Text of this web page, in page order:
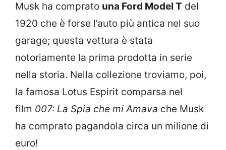
Musk ha comprato una Ford Model T del
1920 che è forse l’auto più antica nel suo
garage; questa vettura è stata
notoriamente la prima prodotta in serie
nella storia. Nella collezione troviamo, poi,
la famosa Lotus Espirit comparsa nel
film 007: La Spia che mi Amava che Musk
ha comprato pagandola circa un milione di
euro!